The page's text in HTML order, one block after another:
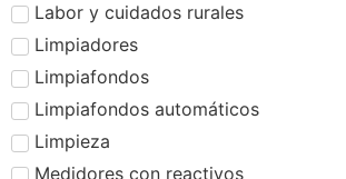
Labor y cuidados rurales
Limpiadores
Limpiafondos
Limpiafondos automáticos
Limpieza
Medidores con reactivos